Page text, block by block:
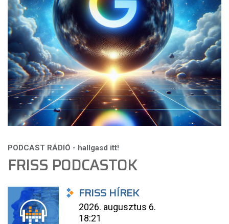
FRISS PODCASTOK
FRISS HÍREK
2026. augusztus 6.
18:21